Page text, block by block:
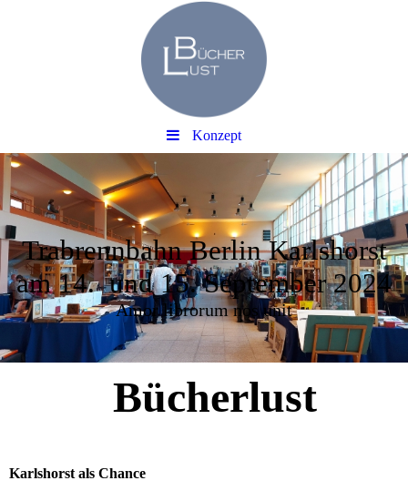
Konzept
Trabrennbahn Berlin Karlshorst
am 14. und 15. September 2024
Amor librorum nos unit
Bücherlust
Karlshorst als Chance